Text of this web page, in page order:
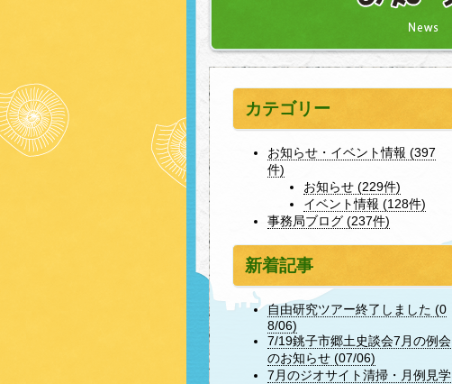
カテゴリー
お知らせ・イベント情報 (397
件)
お知らせ (229件)
イベント情報 (128件)
事務局ブログ (237件)
新着記事
自由研究ツアー終了しました (0
8/06)
7/19銚子市郷土史談会7月の例会
のお知らせ (07/06)
7月のジオサイト清掃・月例見学